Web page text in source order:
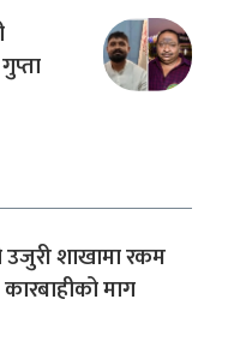
उजुरी शाखामा रकम
माग